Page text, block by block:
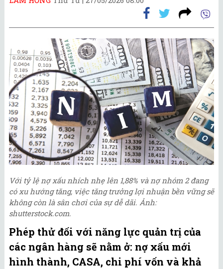
Với tỷ lệ nợ xấu nhích nhẹ lên 1,88% và nợ nhóm 2 đang
có xu hướng tăng, việc tăng trưởng lợi nhuận bền vững sẽ
không còn là sân chơi của sự dễ dãi. Ảnh:
shutterstock.com.
Phép thử đối với năng lực quản trị của
các ngân hàng sẽ nằm ở: nợ xấu mới
hình thành, CASA, chi phí vốn và khả